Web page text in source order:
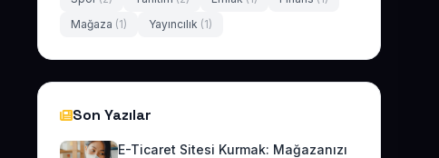
Mağaza (1) Yayıncılık (1)
Son Yazılar
E-Ticaret Sitesi Kurmak: Mağazanızı